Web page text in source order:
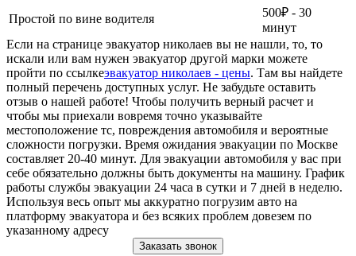
Простой по вине водителя
500₽ - 30
минут
Если на странице эвакуатор николаев вы не нашли, то, то
искали или вам нужен эвакуатор другой марки можете
пройти по ссылкеэвакуатор николаев - цены. Там вы найдете
полный перечень доступных услуг. Не забудьте оставить
отзыв о нашей работе! Чтобы получить верный расчет и
чтобы мы приехали вовремя точно указывайте
местоположение тс, повреждения автомобиля и вероятные
сложности погрузки. Время ожидания эвакуации по Москве
составляет 20-40 минут. Для эвакуации автомобиля у вас при
себе обязательно должны быть документы на машину. График
работы службы эвакуации 24 часа в сутки и 7 дней в неделю.
Используя весь опыт мы аккуратно погрузим авто на
платформу эвакуатора и без всяких проблем довезем по
указанному адресу
Заказать звонок